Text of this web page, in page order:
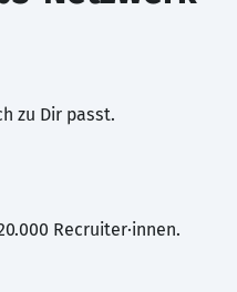
zu Dir passt.
Recruiter·innen.